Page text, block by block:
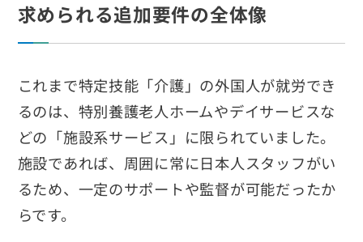
求められる追加要件の全体像
これまで特定技能「介護」の外国人が就労でき
るのは、特別養護老人ホームやデイサービスな
どの「施設系サービス」に限られていました。
施設であれば、周囲に常に日本人スタッフがい
るため、一定のサポートや監督が可能だったか
らです。